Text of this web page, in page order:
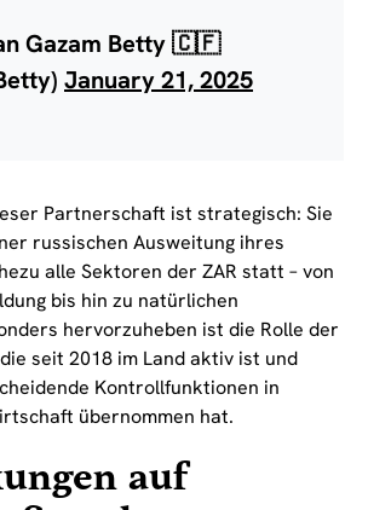
Gazam Betty 🇨🇫
January 21, 2025
Partnerschaft ist strategisch: Sie
russischen Ausweitung ihres
alle Sektoren der ZAR statt – von
bis hin zu natürlichen
hervorzuheben ist die Rolle der
seit 2018 im Land aktiv ist und
Kontrollfunktionen in
übernommen hat.
auf